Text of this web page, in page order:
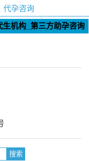
代孕咨询
机构_第三方助孕咨询